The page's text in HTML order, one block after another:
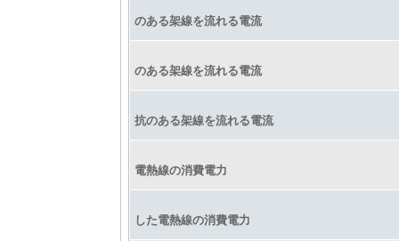
のある架線を流れる電流
のある架線を流れる電流
抗のある架線を流れる電流
電熱線の消費電力
した電熱線の消費電力